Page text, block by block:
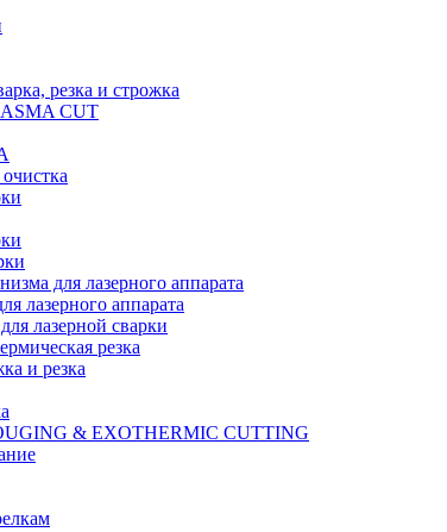
резка и строжка
CUT
для лазерного аппарата
лазерного аппарата
лазерной сварки
резка
и резка
& EXOTHERMIC CUTTING